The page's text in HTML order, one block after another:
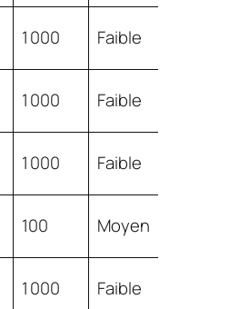
1 000 Faible
1 000 Faible
1 000 Faible
100 Moyen
1 000 Faible